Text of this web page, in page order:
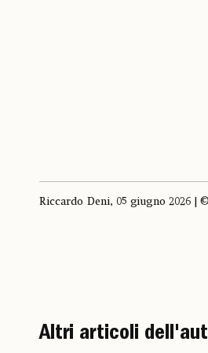
Riccardo Deni, 05 giugno 2026 |
Altri articoli